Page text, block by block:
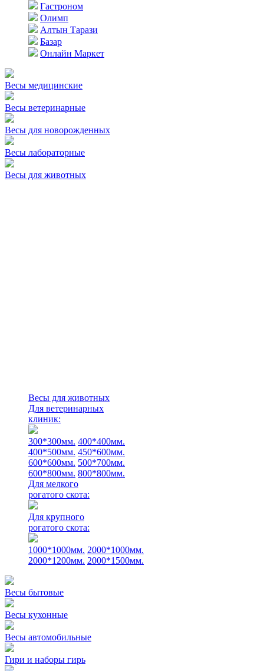
Гастроном
Олимп
Алтын Тарази
Базар
Онлайн Маркет
Весы медицинские
Весы ветеринарные
Весы для новорожденных
Весы лабораторные
Весы для животных
Весы для животных
Для ветеринарных
клиник:
300*300мм. 400*400мм.
400*500мм. 450*600мм.
600*600мм. 500*700мм.
600*800мм. 800*800мм.
Для мелкого
рогатого скота:
Для крупного
рогатого скота:
1000*1000мм. 2000*1000мм.
2000*1200мм. 2000*1500мм.
Весы бытовые
Весы кухонные
Весы автомобильные
Гири и наборы гирь